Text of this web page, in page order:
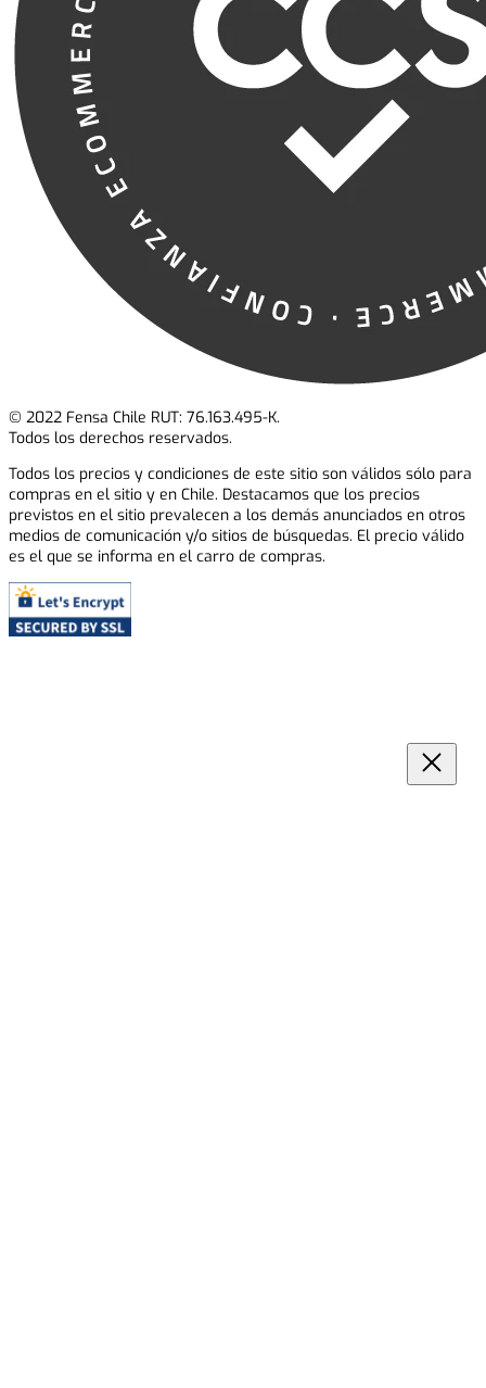
© 2022 Fensa Chile RUT: 76.163.495-K.
Todos los derechos reservados.
Todos los precios y condiciones de este sitio son válidos sólo para
compras en el sitio y en Chile. Destacamos que los precios
previstos en el sitio prevalecen a los demás anunciados en otros
medios de comunicación y/o sitios de búsquedas. El precio válido
es el que se informa en el carro de compras.